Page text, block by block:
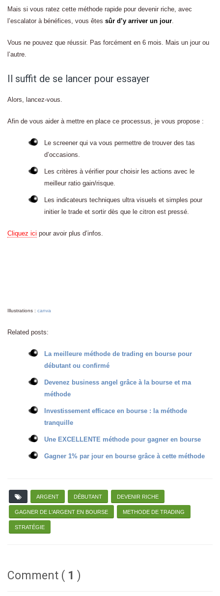
Mais si vous ratez cette méthode rapide pour devenir riche, avec
l’escalator à bénéfices, vous êtes sûr d’y arriver un jour
Vous ne pouvez que réussir. Pas forcément en 6 mois. Mais un jour ou
l’autre.
Il suffit de se lancer pour essayer
Alors, lancez-vous.
Afin de vous aider à mettre en place ce processus, je vous propose :
Le screener qui va vous permettre de trouver des tas
d’occasions.
Les critères à vérifier pour choisir les actions avec le
meilleur ratio gain/risque.
Les indicateurs techniques ultra visuels et simples pour
initier le trade et sortir dès que le citron est pressé.
Cliquez ici pour avoir plus d’infos.
Illustrations : canva
Related posts:
La meilleure méthode de trading en bourse pour
débutant ou confirmé
Devenez business angel grâce à la bourse et ma
méthode
Investissement efficace en bourse : la méthode
tranquille
Une EXCELLENTE méthode pour gagner en bourse
Gagner 1% par jour en bourse grâce à cette méthode
ARGENT DÉBUTANT DEVENIR RICHE
GAGNER DE L'ARGENT EN BOURSE METHODE DE TRADING
STRATÉGIE
Comment ( 1 )